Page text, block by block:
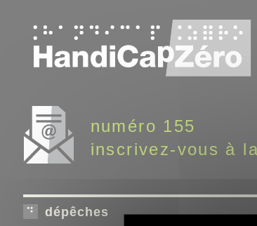
numéro 155
inscrivez-vous à
dépêches